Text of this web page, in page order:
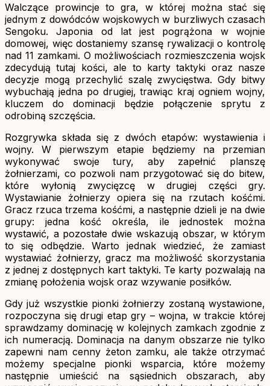
Walczące prowincje to gra, w której można stać się
jednym z dowódców wojskowych w burzliwych czasach
Sengoku. Japonia od lat jest pogrążona w wojnie
domowej, więc dostaniemy szansę rywalizacji o kontrolę
nad 11 zamkami. O możliwościach rozmieszczenia wojsk
zdecydują tutaj kości, ale to karty taktyki oraz nasze
decyzje mogą przechylić szalę zwycięstwa. Gdy bitwy
wybuchają jedna po drugiej, trawiąc kraj ogniem wojny,
kluczem do dominacji będzie połączenie sprytu z
odrobiną szczęścia.
Rozgrywka składa się z dwóch etapów: wystawienia i
wojny. W pierwszym etapie będziemy na przemian
wykonywać swoje tury, aby zapełnić planszę
żołnierzami, co pozwoli nam przygotować się do bitew,
które wyłonią zwycięzcę w drugiej części gry.
Wystawianie żołnierzy opiera się na rzutach kośćmi.
Gracz rzuca trzema kośćmi, a następnie dzieli je na dwie
grupy: jedna kość określa, ile jednostek można
wystawić, a pozostałe dwie wskazują obszar, w którym
to się odbędzie. Warto jednak wiedzieć, że zamiast
wystawiać żołnierzy, gracz ma możliwość skorzystania
z jednej z dostępnych kart taktyki. Te karty pozwalają na
zmianę położenia wojsk oraz wzywanie posiłków.
Gdy już wszystkie pionki żołnierzy zostaną wystawione,
rozpoczyna się drugi etap gry – wojna, w trakcie której
sprawdzamy dominację w kolejnych zamkach zgodnie z
ich numeracją. Dominacja na danym obszarze nie tylko
zapewni nam cenny żeton zamku, ale także otrzymać
możemy specjalne pionki wsparcia, które możemy
następnie umieścić na sąsiednich obszarach, aby